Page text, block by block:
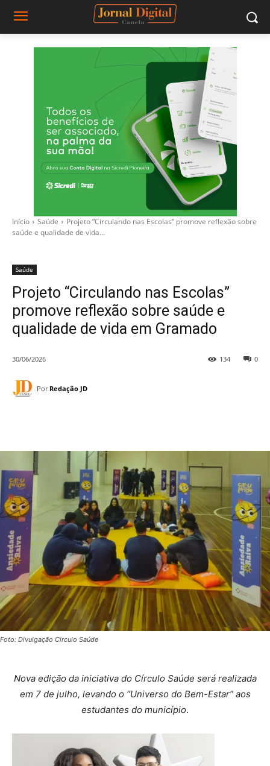
Início Saúde
Projeto “Circulando nas Escolas” promove reflexão sobre
saúde e qualidade de vida...
Saúde
Projeto “Circulando nas Escolas”
promove reflexão sobre saúde e
qualidade de vida em Gramado
30/06/2026 0
134
Por Redação JD
Foto: Divulgação Circulo Saúde
Nova edição da iniciativa do Círculo Saúde será realizada
em 7 de julho, levando o “Universo do Bem-Estar” aos
estudantes do município.